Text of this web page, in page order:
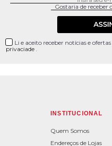
Li e aceito receber notícias e
privaciade
INSTITUCIONAL
Quem Somos
Endereços de Lojas